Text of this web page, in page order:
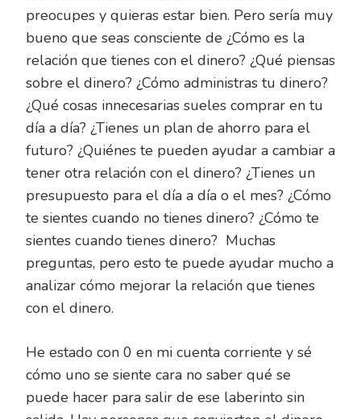
preocupes y quieras estar bien. Pero sería muy
bueno que seas consciente de ¿Cómo es la
relación que tienes con el dinero? ¿Qué piensas
sobre el dinero? ¿Cómo administras tu dinero?
¿Qué cosas innecesarias sueles comprar en tu
día a día? ¿Tienes un plan de ahorro para el
futuro? ¿Quiénes te pueden ayudar a cambiar a
tener otra relación con el dinero? ¿Tienes un
presupuesto para el día a día o el mes? ¿Cómo
te sientes cuando no tienes dinero? ¿Cómo te
sientes cuando tienes dinero? Muchas
preguntas, pero esto te puede ayudar mucho a
analizar cómo mejorar la relación que tienes
con el dinero.
He estado con 0 en mi cuenta corriente y sé
cómo uno se siente cara no saber qué se
puede hacer para salir de ese laberinto sin